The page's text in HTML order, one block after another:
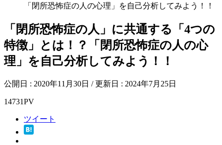
「閉所恐怖症の人の心理」を自己分析してみよう！！
「閉所恐怖症の人」に共通する「4つの
特徴」とは！？「閉所恐怖症の人の心
理」を自己分析してみよう！！
公開日 : 2020年11月30日 / 更新日 : 2024年7月25日
14731PV
ツイート